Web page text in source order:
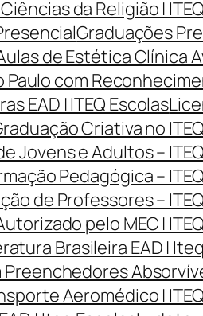
da Religião |
Graduações
de Estética Clínica
Paulo com
EAD | ITEQ Escolas
Criativa no
Jovens e Adultos –
Pedagógica –
de Professores –
pelo MEC |
Brasileira EAD |
Aeromédico |